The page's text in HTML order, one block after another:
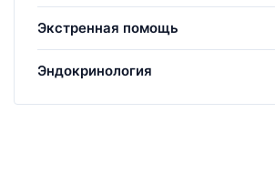
Экстренная помощь
Эндокринология